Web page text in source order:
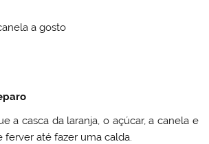
a gosto
a casca da laranja, o açúcar, a canela e
ferver até fazer uma calda.